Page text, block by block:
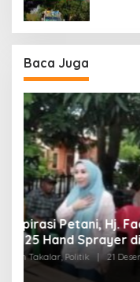
Baca Juga
Disambut
Kembali Turun